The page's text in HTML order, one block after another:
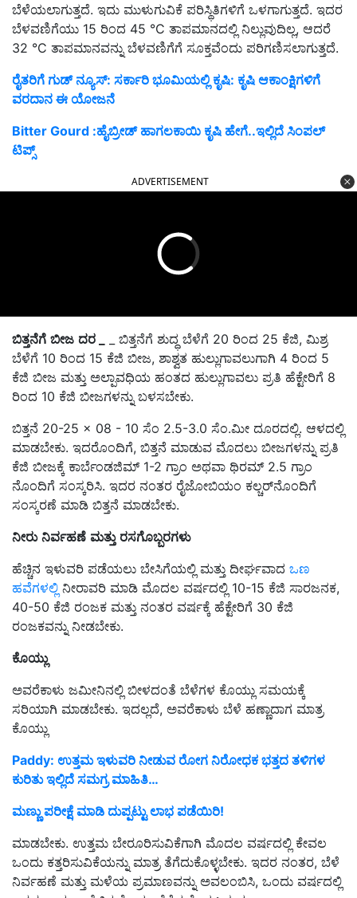
ಬೆಳೆಯಲಾಗುತ್ತದೆ. ಇದು ಮುಳುಗುವಿಕೆ ಪರಿಸ್ಥಿತಿಗಳಿಗೆ ಒಳಗಾಗುತ್ತದೆ. ಇದರ
ಬೆಳವಣಿಗೆಯು 15 ರಿಂದ 45 °C ತಾಪಮಾನದಲ್ಲಿ ನಿಲ್ಲುವುದಿಲ್ಲ, ಆದರೆ
32 °C ತಾಪಮಾನವನ್ನು ಬೆಳವಣಿಗೆಗೆ ಸೂಕ್ತವೆಂದು ಪರಿಗಣಿಸಲಾಗುತ್ತದೆ.
ರೈತರಿಗೆ ಗುಡ್ ನ್ಯೂಸ್: ಸರ್ಕಾರಿ ಭೂಮಿಯಲ್ಲಿ ಕೃಷಿ: ಕೃಷಿ ಆಕಾಂಕ್ಷಿಗಳಿಗೆ
ವರದಾನ ಈ ಯೋಜನೆ
Bitter Gourd :ಹೈಬ್ರೀಡ್‌ ಹಾಗಲಕಾಯಿ ಕೃಷಿ ಹೇಗೆ..ಇಲ್ಲಿದೆ ಸಿಂಪಲ್‌
ಟಿಪ್ಸ್‌
ADVERTISEMENT
ಬಿತ್ತನೆಗೆ ಬೀಜ ದರ
_ ಬಿತ್ತನೆಗೆ ಶುದ್ಧ ಬೆಳೆಗೆ 20 ರಿಂದ 25 ಕೆಜಿ, ಮಿಶ್ರ
ಬೆಳೆಗೆ 10 ರಿಂದ 15 ಕೆಜಿ ಬೀಜ, ಶಾಶ್ವತ ಹುಲ್ಲುಗಾವಲುಗಾಗಿ 4 ರಿಂದ 5
ಕೆಜಿ ಬೀಜ ಮತ್ತು ಅಲ್ಪಾವಧಿಯ ಹಂತದ ಹುಲ್ಲುಗಾವಲು ಪ್ರತಿ ಹೆಕ್ಟೇರಿಗೆ 8
ರಿಂದ 10 ಕೆಜಿ ಬೀಜಗಳನ್ನು ಬಳಸಬೇಕು.
ಬಿತ್ತನೆ 20-25 × 08 - 10 ಸೆಂ 2.5-3.0 ಸೆಂ.ಮೀ ದೂರದಲ್ಲಿ. ಆಳದಲ್ಲಿ
ಮಾಡಬೇಕು. ಇದರೊಂದಿಗೆ, ಬಿತ್ತನೆ ಮಾಡುವ ಮೊದಲು ಬೀಜಗಳನ್ನು ಪ್ರತಿ
ಕೆಜಿ ಬೀಜಕ್ಕೆ ಕಾರ್ಬೆಂಡಜಿಮ್ 1-2 ಗ್ರಾಂ ಅಥವಾ ಥಿರಮ್ 2.5 ಗ್ರಾಂ
ನೊಂದಿಗೆ ಸಂಸ್ಕರಿಸಿ. ಇದರ ನಂತರ ರೈಜೋಬಿಯಂ ಕಲ್ಚರ್‌ನೊಂದಿಗೆ
ಸಂಸ್ಕರಣೆ ಮಾಡಿ ಬಿತ್ತನೆ ಮಾಡಬೇಕು.
ನೀರು ನಿರ್ವಹಣೆ ಮತ್ತು ರಸಗೊಬ್ಬರಗಳು
ಹೆಚ್ಚಿನ ಇಳುವರಿ ಪಡೆಯಲು ಬೇಸಿಗೆಯಲ್ಲಿ ಮತ್ತು ದೀರ್ಘವಾದ ಒಣ
ಹವೆಗಳಲ್ಲಿ ನೀರಾವರಿ ಮಾಡಿ ಮೊದಲ ವರ್ಷದಲ್ಲಿ 10-15 ಕೆಜಿ ಸಾರಜನಕ,
40-50 ಕೆಜಿ ರಂಜಕ ಮತ್ತು ನಂತರ ವರ್ಷಕ್ಕೆ ಹೆಕ್ಟೇರಿಗೆ 30 ಕೆಜಿ
ರಂಜಕವನ್ನು ನೀಡಬೇಕು.
ಕೊಯ್ಲು
ಅವರೆಕಾಳು ಜಮೀನಿನಲ್ಲಿ ಬೀಳದಂತೆ ಬೆಳೆಗಳ ಕೊಯ್ಲು ಸಮಯಕ್ಕೆ
ಸರಿಯಾಗಿ ಮಾಡಬೇಕು. ಇದಲ್ಲದೆ, ಅವರೆಕಾಳು ಬೆಳೆ ಹಣ್ಣಾದಾಗ ಮಾತ್ರ
ಕೊಯ್ಲು
Paddy: ಉತ್ತಮ ಇಳುವರಿ ನೀಡುವ ರೋಗ ನಿರೋಧಕ ಭತ್ತದ ತಳಿಗಳ
ಕುರಿತು ಇಲ್ಲಿದೆ ಸಮಗ್ರ ಮಾಹಿತಿ…
ಮಣ್ಣು ಪರೀಕ್ಷೆ ಮಾಡಿ ದುಪ್ಪಟ್ಟು ಲಾಭ ಪಡೆಯಿರಿ!
ಮಾಡಬೇಕು. ಉತ್ತಮ ಬೇರೂರಿಸುವಿಕೆಗಾಗಿ ಮೊದಲ ವರ್ಷದಲ್ಲಿ ಕೇವಲ
ಒಂದು ಕತ್ತರಿಸುವಿಕೆಯನ್ನು ಮಾತ್ರ ತೆಗೆದುಕೊಳ್ಳಬೇಕು. ಇದರ ನಂತರ, ಬೆಳೆ
ನಿರ್ವಹಣೆ ಮತ್ತು ಮಳೆಯ ಪ್ರಮಾಣವನ್ನು ಅವಲಂಬಿಸಿ, ಒಂದು ವರ್ಷದಲ್ಲಿ